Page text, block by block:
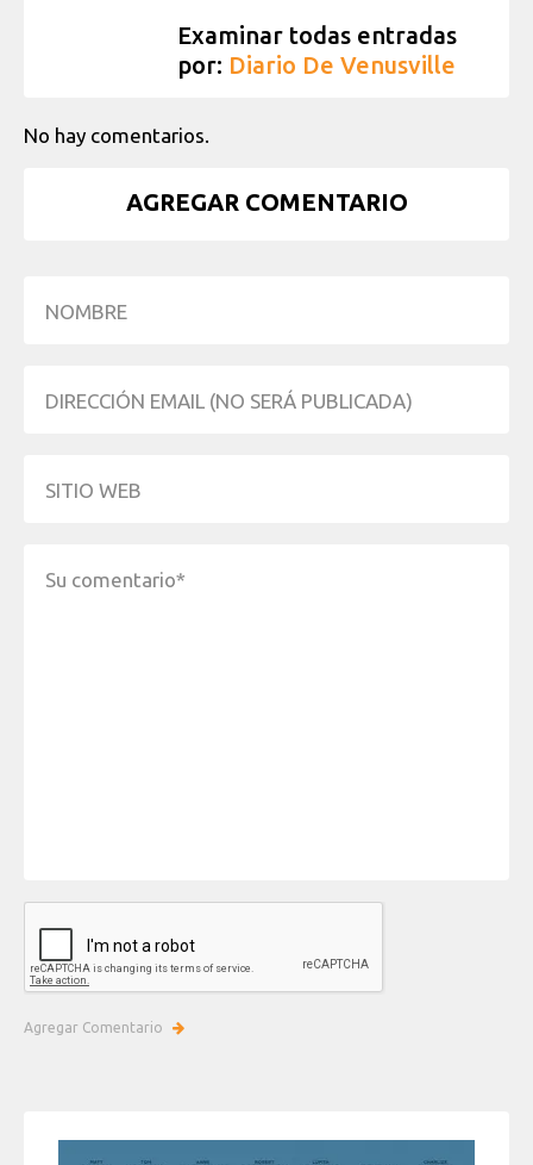
Examinar todas entradas
por: Diario De Venusville
No hay comentarios.
AGREGAR COMENTARIO